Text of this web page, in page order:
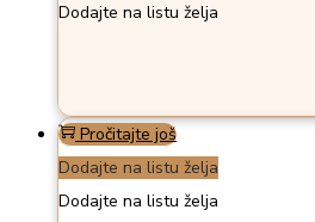
Dodajte na listu želja
Pročitajte još
Dodajte na listu želja
Dodajte na listu želja